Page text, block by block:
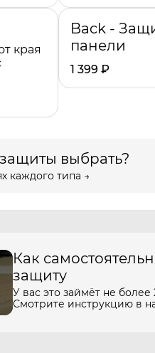
края
Back -
панели
1 399 ₽
выбрать?
каждого типа →
Как
защиту
У вас это займёт не более
Смотрите инструкцию в